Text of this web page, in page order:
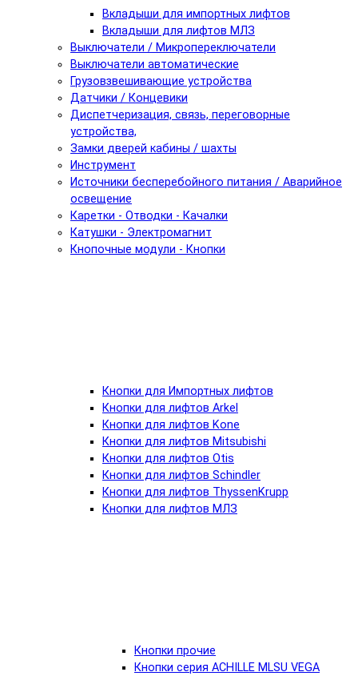
Вкладыши для импортных лифтов
Вкладыши для лифтов МЛЗ
Выключатели / Микропереключатели
Выключатели автоматические
Грузовзвешивающие устройства
Датчики / Концевики
Диспетчеризация, связь, переговорные
устройства,
Замки дверей кабины / шахты
Инструмент
Источники бесперебойного питания / Аварийное
освещение
Каретки - Отводки - Качалки
Катушки - Электромагнит
Кнопочные модули - Кнопки
Кнопки для Импортных лифтов
Кнопки для лифтов Arkel
Кнопки для лифтов Kone
Кнопки для лифтов Mitsubishi
Кнопки для лифтов Otis
Кнопки для лифтов Schindler
Кнопки для лифтов ThyssenKrupp
Кнопки для лифтов МЛЗ
Кнопки прочие
Кнопки серия ACHILLE MLSU VEGA